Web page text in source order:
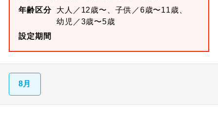
年齢区分
大人／12歳〜、子供／6歳〜11歳、
幼児／3歳〜5歳
設定期間
8月